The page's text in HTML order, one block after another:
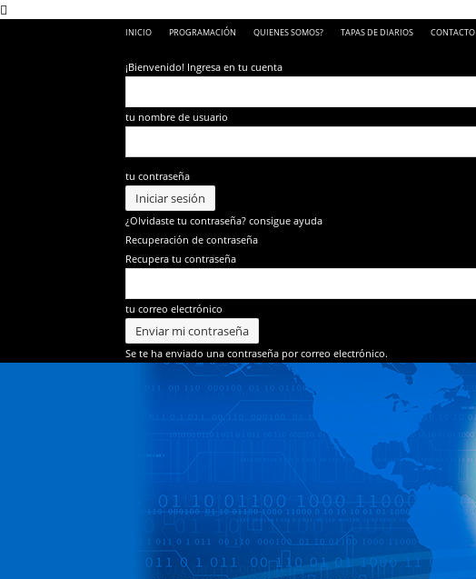
INICIO PROGRAMACIÓN QUIENES SOMOS? TAPAS DE DIARIOS CONTACTO
¡Bienvenido! Ingresa en tu cuenta
tu nombre de usuario
tu contraseña
¿Olvidaste tu contraseña? consigue ayuda
Recuperación de contraseña
Recupera tu contraseña
tu correo electrónico
Se te ha enviado una contraseña por correo electrónico.